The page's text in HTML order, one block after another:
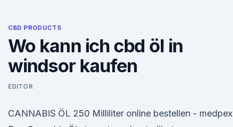
CBD PRODUCTS
Wo kann ich cbd öl in
windsor kaufen
EDITOR
CANNABIS ÖL 250 Milliliter online bestellen - medpex